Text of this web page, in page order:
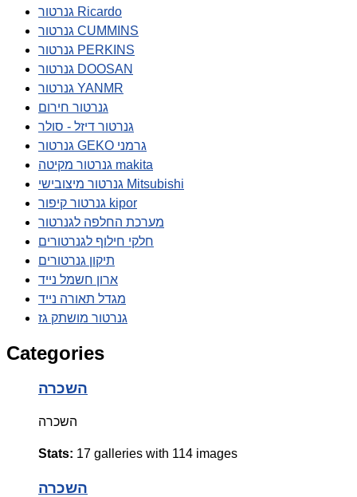
גנרטור Ricardo
גנרטור CUMMINS
גנרטור PERKINS
גנרטור DOOSAN
גנרטור YANMR
גנרטור חירום
גנרטור דיזל - סולר
גנרטור GEKO גרמני
גנרטור מקיטה makita
גנרטור מיצובישי Mitsubishi
גנרטור קיפור kipor
מערכת החלפה לגנרטור
חלקי חילוף לגנרטורים
תיקון גנרטורים
ארון חשמל נייד
מגדל תאורה נייד
גנרטור מושתק גז
Categories
השכרה
השכרה
Stats: 17 galleries with 114 images
השכרה